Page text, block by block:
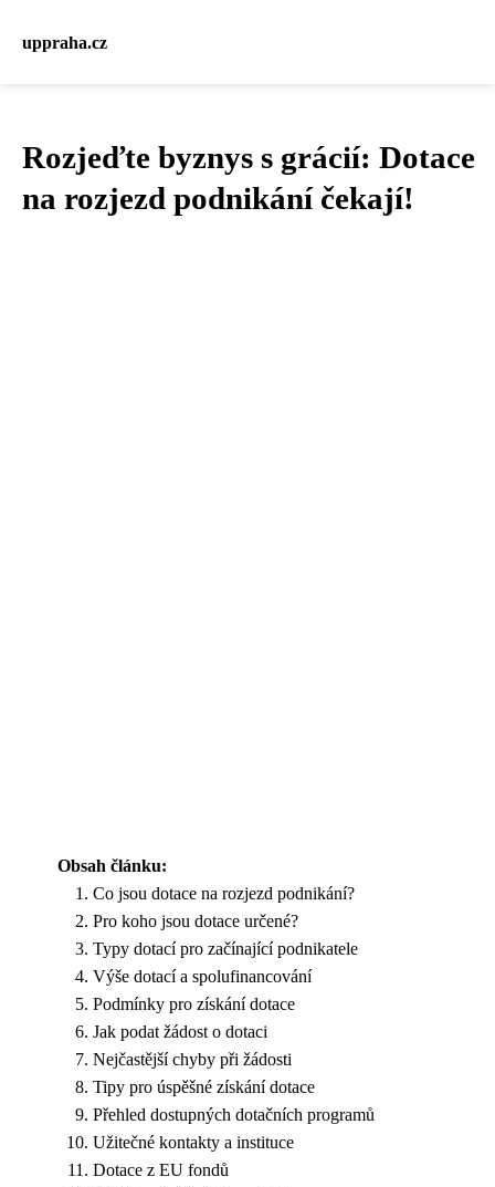
uppraha.cz
Rozjeďte byznys s grácií: Dotace
na rozjezd podnikání čekají!
Obsah článku:
Co jsou dotace na rozjezd podnikání?
Pro koho jsou dotace určené?
Typy dotací pro začínající podnikatele
Výše dotací a spolufinancování
Podmínky pro získání dotace
Jak podat žádost o dotaci
Nejčastější chyby při žádosti
Tipy pro úspěšné získání dotace
Přehled dostupných dotačních programů
Užitečné kontakty a instituce
Dotace z EU fondů